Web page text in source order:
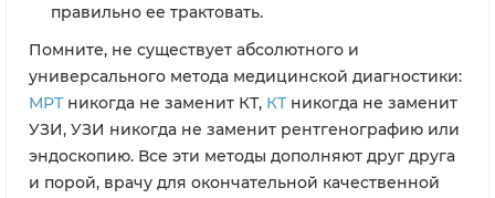
правильно ее трактовать.
Помните, не существует абсолютного и
универсального метода медицинской диагностики:
МРТникогда не заменит КТ, КТникогда не заменит
УЗИ, УЗИ никогда не заменит рентгенографию или
эндоскопию. Все эти методы дополняют друг друга
и порой, врачу для окончательной качественной